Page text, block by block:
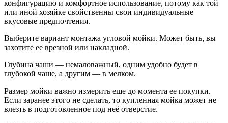
конфигурацию и комфортное использование, потому как той
или иной хозяйке свойственны свои индивидуальные
вкусовые предпочтения.
Выберите вариант монтажа угловой мойки. Может быть, вы
захотите ее врезной или накладной.
Глубина чаши — немаловажный, одним удобно будет в
глубокой чаше, а другим — в мелком.
Размер мойки важно измерить еще до момента ее покупки.
Если заранее этого не сделать, то купленная мойка может не
влезть в подготовленное под неё отверстие.